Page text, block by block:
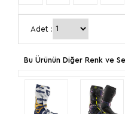
Adet :
Bu Ürünün Diğer Renk ve